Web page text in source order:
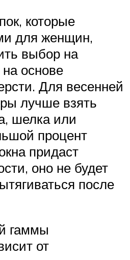
которые
для женщин,
выбор на
основе
Для весенней
лучше взять
шелка или
процент
придаст
оно не будет
после
гаммы
от